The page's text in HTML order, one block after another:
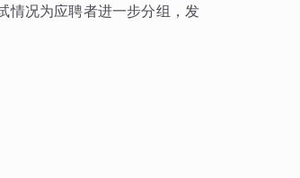
情况为应聘者进一步分组，发